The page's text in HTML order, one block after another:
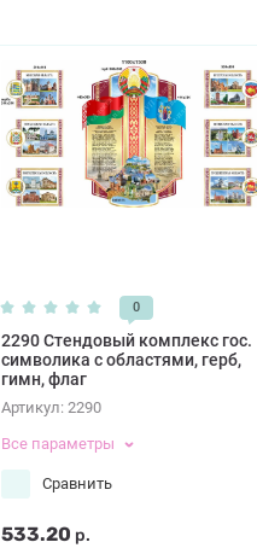
0
2290 Стендовый комплекс гос.
символика с областями, герб,
гимн, флаг
Артикул: 2290
Все параметры
Сравнить
533.20 р.